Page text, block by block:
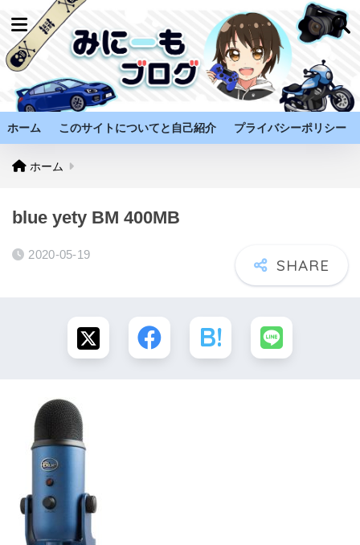
ホーム このサイトについてと自己紹介 プライバシーポリシー
ホーム
blue yety BM 400MB
2020-05-19